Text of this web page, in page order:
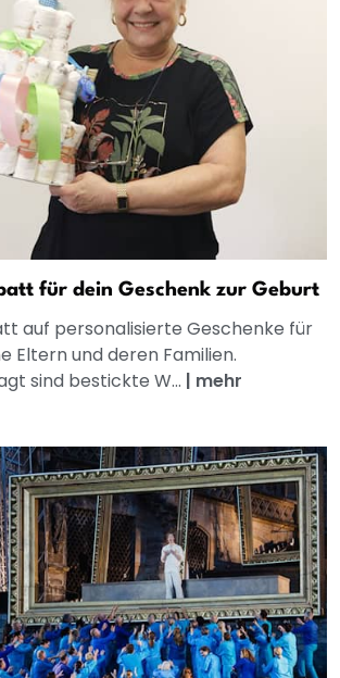
für dein Geschenk zur Geburt
auf personalisierte Geschenke für
Eltern und deren Familien.
sind bestickte W... | mehr